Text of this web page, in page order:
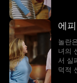
에
놀란
녀의
서 실
덕적